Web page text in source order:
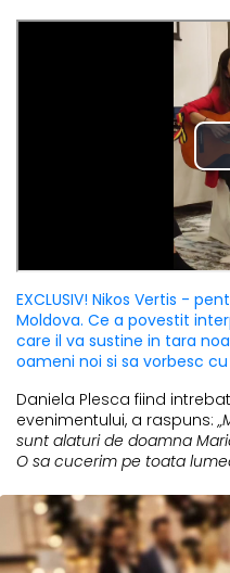
EXCLUSIV! Nikos Vertis -
Moldova. Ce a povestit
care il va sustine in tara
oameni noi si sa vorbesc cu
Daniela Plesca fiind
evenimentului, a raspuns:
sunt alaturi de doamna
O sa cucerim pe toata